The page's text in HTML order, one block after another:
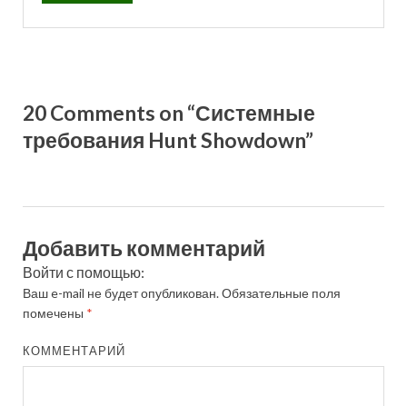
20 Comments on “Системные
требования Hunt Showdown”
Добавить комментарий
Войти с помощью:
Ваш e-mail не будет опубликован.Обязательные поля
помечены *
КОММЕНТАРИЙ